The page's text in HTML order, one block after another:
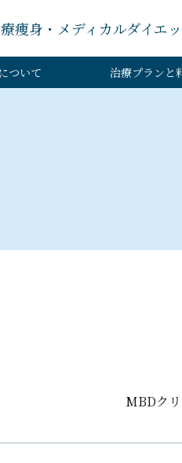
痩身・メディカルダイエ
ついて 治療プランと
MBDク